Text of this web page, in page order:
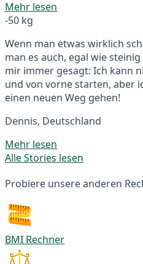
Mehr lesen
-50 kg
Wenn man etwas wirklich
man es auch, egal wie
mir immer gesagt: Ich kann
und von vorne starten, aber
einen neuen Weg gehen!
Dennis, Deutschland
Mehr lesen
Alle Stories lesen
Probiere unsere anderen
BMI Rechner